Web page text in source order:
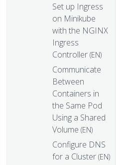
Set up Ingress
on Minikube
with the NGINX
Ingress
Controller (EN)
Communicate
Between
Containers in
the Same Pod
Using a Shared
Volume (EN)
Configure DNS
for a Cluster (EN)